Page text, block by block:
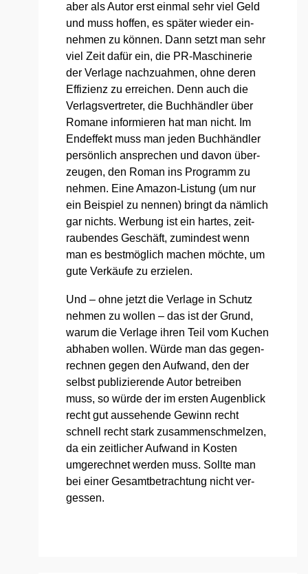
aber als Autor erst ein­mal sehr viel Geld
und muss hof­fen, es spä­ter wie­der ein­
neh­men zu kön­nen. Dann setzt man sehr
viel Zeit dafür ein, die PR-Maschi­ne­rie
der Ver­la­ge nach­zu­ah­men, ohne deren
Effi­zi­enz zu errei­chen. Denn auch die
Ver­lags­ver­tre­ter, die Buch­händ­ler über
Roma­ne infor­mie­ren hat man nicht. Im
End­ef­fekt muss man jeden Buch­händ­ler
per­sön­lich anspre­chen und davon über­
zeu­gen, den Roman ins Pro­gramm zu
neh­men. Eine Ama­zon-Lis­tung (um nur
ein Bei­spiel zu nen­nen) bringt da näm­lich
gar nichts. Wer­bung ist ein har­tes, zeit­
rau­ben­des Geschäft, zumin­dest wenn
man es best­mög­lich machen möch­te, um
gute Ver­käu­fe zu erzie­len.
Und – ohne jetzt die Ver­la­ge in Schutz
neh­men zu wol­len – das ist der Grund,
war­um die Ver­la­ge ihren Teil vom Kuchen
abha­ben wol­len. Wür­de man das gegen­
rech­nen gegen den Auf­wand, den der
selbst publi­zie­ren­de Autor betrei­ben
muss, so wür­de der im ers­ten Augen­blick
recht gut aus­se­hen­de Gewinn recht
schnell recht stark zusam­men­schmel­zen,
da ein zeit­li­cher Auf­wand in Kos­ten
umge­rech­net wer­den muss. Soll­te man
bei einer Gesamt­be­trach­tung nicht ver­
ges­sen.